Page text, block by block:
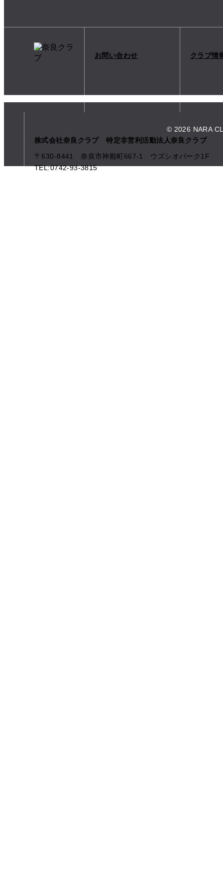
お問い合わせ クラブ情
株式会社奈良クラブ 特定非営利活動法人奈良クラブ
〒630-8441 奈良市神殿町667-1
ウズシオパーク1F
TEL:0742-93-3815
© 2026 NARA